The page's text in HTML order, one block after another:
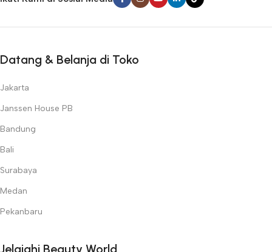
Datang & Belanja di Toko
Jakarta
Janssen House PB
Bandung
Bali
Surabaya
Medan
Pekanbaru
Jelajahi Beauty World